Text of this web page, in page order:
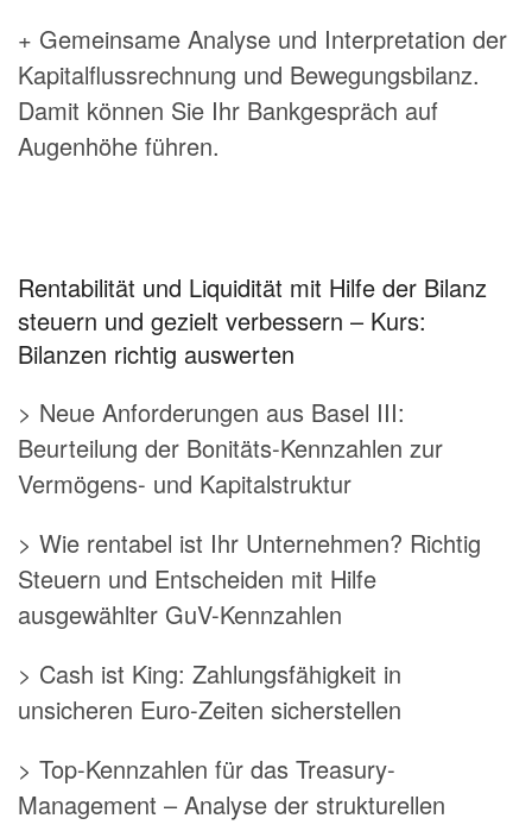
+ Gemeinsame Analyse und Interpretation der
Kapitalflussrechnung und Bewegungsbilanz.
Damit können Sie Ihr Bankgespräch auf
Augenhöhe führen.
Rentabilität und Liquidität mit Hilfe der Bilanz
steuern und gezielt verbessern – Kurs:
Bilanzen richtig auswerten
> Neue Anforderungen aus Basel III:
Beurteilung der Bonitäts-Kennzahlen zur
Vermögens- und Kapitalstruktur
> Wie rentabel ist Ihr Unternehmen? Richtig
Steuern und Entscheiden mit Hilfe
ausgewählter GuV-Kennzahlen
> Cash ist King: Zahlungsfähigkeit in
unsicheren Euro-Zeiten sicherstellen
> Top-Kennzahlen für das Treasury-
Management – Analyse der strukturellen